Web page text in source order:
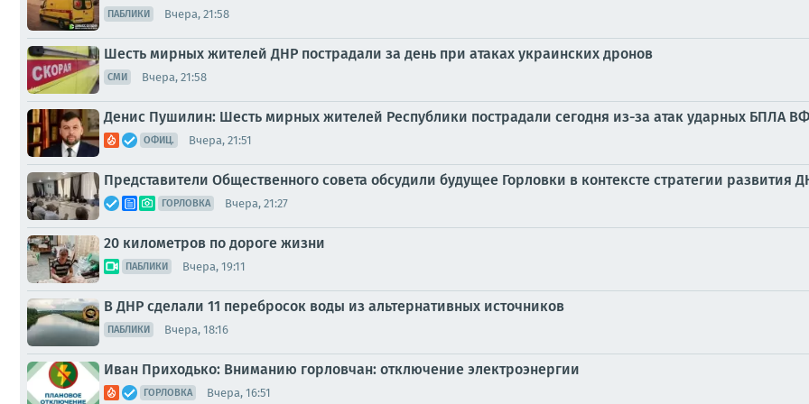
ПАБЛИКИ Вчера, 21:58
Шесть мирных жителей ДНР пострадали за день при атаках украинских дронов
СМИ Вчера, 21:58
Денис Пушилин: Шесть мирных жителей Республики пострадали сегодня из-за атак ударных БПЛА
ОФИЦ. Вчера, 21:51
Представители Общественного совета обсудили будущее Горловки в контексте стратегии развития
ГОРЛОВКА Вчера, 21:27
20 километров по дороге жизни
ПАБЛИКИ Вчера, 19:11
В ДНР сделали 11 перебросок воды из альтернативных источников
ПАБЛИКИ Вчера, 18:16
Иван Приходько: Вниманию горловчан: отключение электроэнергии
ГОРЛОВКА Вчера, 16:51